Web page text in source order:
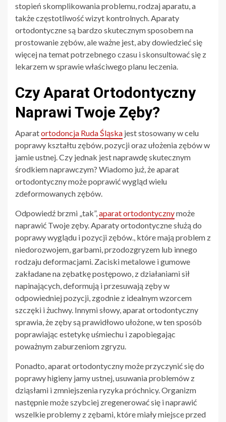
stopień skomplikowania problemu, rodzaj aparatu, a
także częstotliwość wizyt kontrolnych. Aparaty
ortodontyczne są bardzo skutecznym sposobem na
prostowanie zębów, ale ważne jest, aby dowiedzieć się
więcej na temat potrzebnego czasu i skonsultować się z
lekarzem w sprawie właściwego planu leczenia.
Czy Aparat Ortodontyczny
Naprawi Twoje Zęby?
Aparatortodoncja Ruda Śląska jest stosowany w celu
poprawy kształtu zębów, pozycji oraz ułożenia zębów w
jamie ustnej. Czy jednak jest naprawdę skutecznym
środkiem naprawczym? Wiadomo już, że aparat
ortodontyczny może poprawić wygląd wielu
zdeformowanych zębów.
Odpowiedź brzmi „tak”,aparat ortodontycznymoże
naprawić Twoje zęby. Aparaty ortodontyczne służą do
poprawy wyglądu i pozycji zębów., które mają problem z
niedorozwojem, garbami, przodozgryzem lub innego
rodzaju deformacjami. Zaciski metalowe i gumowe
zakładane na zębatkę postępowo, z działaniami sił
napinających, deformują i przesuwają zęby w
odpowiedniej pozycji, zgodnie z idealnym wzorcem
szczęki i żuchwy. Innymi słowy, aparat ortodontyczny
sprawia, że zęby są prawidłowo ułożone, w ten sposób
poprawiając estetykę uśmiechu i zapobiegając
poważnym zaburzeniom zgryzu.
Ponadto, aparat ortodontyczny może przyczynić się do
poprawy higieny jamy ustnej, usuwania problemów z
dziąsłami i zmniejszenia ryzyka próchnicy. Organizm
następnie może szybciej zregenerować się i naprawić
wszelkie problemy z zębami, które miały miejsce przed